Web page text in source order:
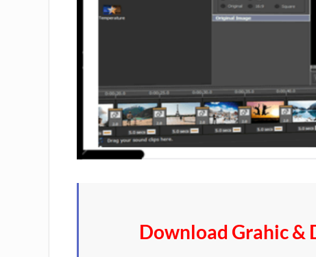
Download Grahic &